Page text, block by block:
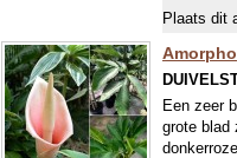
Plaats dit
Een zeer
grote blad